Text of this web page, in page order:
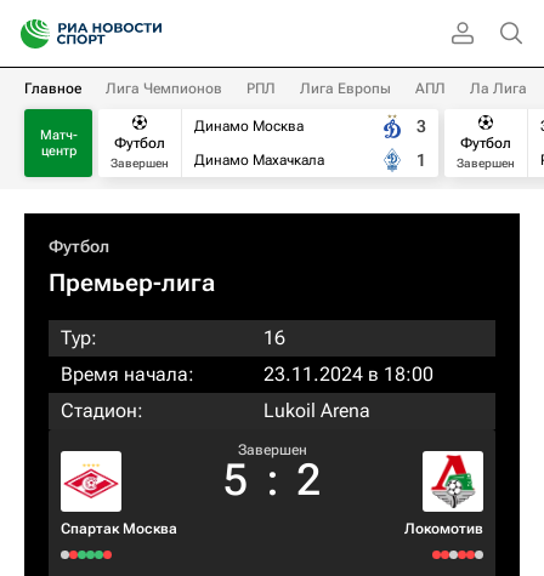
Главное Лига Чемпионов РПЛ Лига Европы АПЛ Ла Лига
Матч-
центр
Футбол
Завершен
Динамо Москва
Динамо Махачкала
3
1
Футбол
Завершен
Футбол
Премьер-лига
Тур:
16
Время начала:
23.11.2024 в 18:00
Стадион:
Lukoil Arena
Спартак Москва
Завершен
5 : 2
Локомотив